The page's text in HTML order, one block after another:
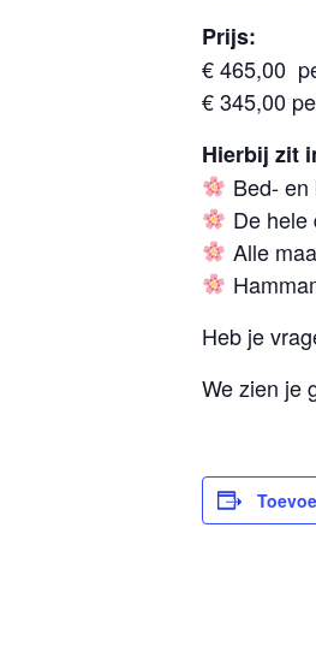
Prijs:
€ 465,00
€ 345,00
Hierbij zit
Bed- en
De hele
Alle
Heb je
We zien je